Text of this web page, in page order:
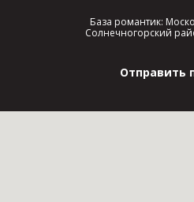
База романтик:
Солнечногорский
Отправить